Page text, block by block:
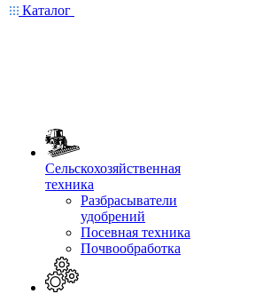
Каталог
Сельскохозяйственная
техника
Разбрасыватели
удобрений
Посевная техника
Почвообработка